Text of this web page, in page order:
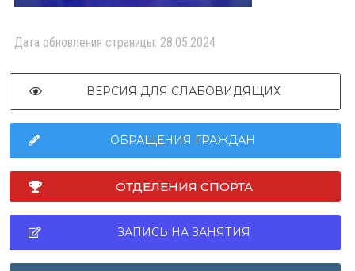
Дата обновления страницы: 28.05.2024
ВЕРСИЯ ДЛЯ СЛАБОВИДЯЩИХ
ОБРАЩЕНИЯ ГРАЖДАН
ОТДЕЛЕНИЯ СПОРТА
ЗАПИСЬ НА ЗАНЯТИЯ